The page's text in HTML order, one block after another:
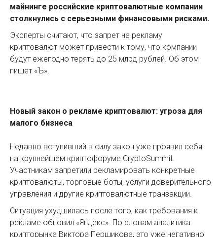
майнинге российские криптовалютные компании
столкнулись с серьезными финансовыми рисками.
Эксперты считают, что запрет на рекламу
криптовалют может привести к тому, что компании
будут ежегодно терять до 25 млрд рублей. Об этом
пишет «Ъ».
Новый закон о рекламе криптовалют: угроза для
малого бизнеса
Недавно вступивший в силу закон уже проявил себя
на крупнейшем криптофоруме CryptoSummit.
Участникам запретили рекламировать конкретные
криптовалюты, торговые боты, услуги доверительного
управления и другие криптовалютные транзакции.
Ситуация ухудшилась после того, как требования к
рекламе обновил «Яндекс». По словам аналитика
крипторынка Виктора Першикова, это уже негативно